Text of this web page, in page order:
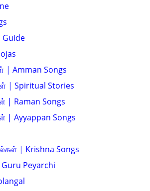
Guide
Amman Songs
Spiritual Stories
| Raman Songs
| Ayyappan Songs
| Krishna Songs
Guru Peyarchi